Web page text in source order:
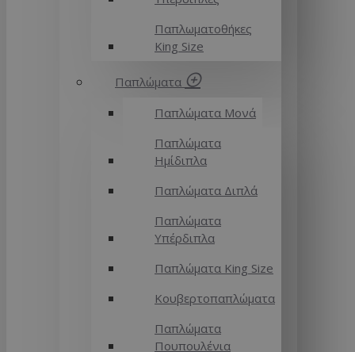
Παπλωματοθήκες
King Size
Παπλώματα
Παπλώματα Μονά
Παπλώματα
Ημίδιπλα
Παπλώματα Διπλά
Παπλώματα
Υπέρδιπλα
Παπλώματα King Size
Κουβερτοπαπλώματα
Παπλώματα
Πουπουλένια